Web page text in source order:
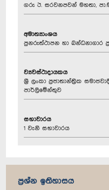
ගරු ඊ. සරවනපවන් මහතා,
අමාත්‍යාංශය
පුනරුත්ථාපන හා බන්ධනාගාර
ව්‍යවස්ථාදායකය
ශ්‍රී ලංකා ප්‍රජාතාන්ත්‍රික
පාර්ලිමේන්තුව
සභාවාරය
1 වැනි සභාවාරය
ප්‍රශ්න ඉතිහාසය